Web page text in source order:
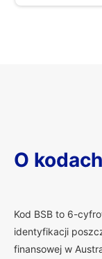
O
Kod BSB to 6-
identyfikacji
finansowej w